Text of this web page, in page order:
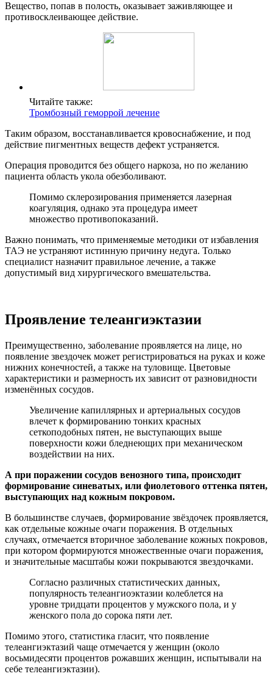
Вещество, попав в полость, оказывает заживляющее и
противосклеивающее действие.
Читайте также:
Тромбозный геморрой лечение
Таким образом, восстанавливается кровоснабжение, и под
действие пигментных веществ дефект устраняется.
Операция проводится без общего наркоза, но по желанию
пациента область укола обезболивают.
Помимо склерозирования применяется лазерная
коагуляция, однако эта процедура имеет
множество противопоказаний.
Важно понимать, что применяемые методики от избавления
ТАЭ не устраняют истинную причину недуга. Только
специалист назначит правильное лечение, а также
допустимый вид хирургического вмешательства.
Проявление телеангиэктазии
Преимущественно, заболевание проявляется на лице, но
появление звездочек может регистрироваться на руках и коже
нижних конечностей, а также на туловище. Цветовые
характеристики и размерность их зависит от разновидности
изменённых сосудов.
Увеличение капиллярных и артериальных сосудов
влечет к формированию тонких красных
сеткоподобных пятен, не выступающих выше
поверхности кожи бледнеющих при механическом
воздействии на них.
А при поражении сосудов венозного типа, происходит
формирование синеватых, или фиолетового оттенка пятен,
выступающих над кожным покровом.
В большинстве случаев, формирование звёздочек проявляется,
как отдельные кожные очаги поражения. В отдельных
случаях, отмечается вторичное заболевание кожных покровов,
при котором формируются множественные очаги поражения,
и значительные масштабы кожи покрываются звездочками.
Согласно различных статистических данных,
популярность телеангиоэктазии колеблется на
уровне тридцати процентов у мужского пола, и у
женского пола до сорока пяти лет.
Помимо этого, статистика гласит, что появление
телеангиэктазий чаще отмечается у женщин (около
восьмидесяти процентов рожавших женщин, испытывали на
себе телеангиэктазии).